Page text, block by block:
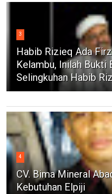
3
Habib Rizieq Ada
Kelambu, Inilah Bukti
Selingkuhan Habib
4
CV. Bima Mineral
Kebutuhan Elpiji